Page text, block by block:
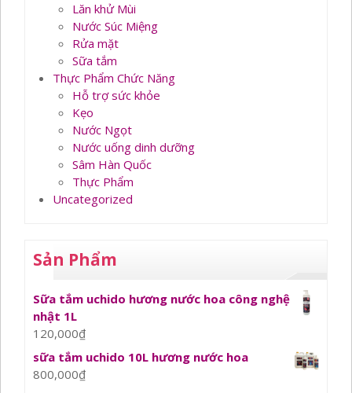
Lăn khử Mùi
Nước Súc Miệng
Rửa mặt
Sữa tắm
Thực Phẩm Chức Năng
Hỗ trợ sức khỏe
Kẹo
Nước Ngọt
Nước uống dinh dưỡng
Sâm Hàn Quốc
Thực Phẩm
Uncategorized
Sản Phẩm
Sữa tắm uchido hương nước hoa công nghệ
nhật 1L
120,000₫
sữa tắm uchido 10L hương nước hoa
800,000₫